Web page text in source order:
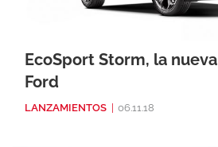
EcoSport Storm, la
Ford
LANZAMIENTOS 06.11.18